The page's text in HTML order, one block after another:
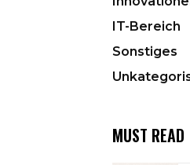
IT-Bereich
Sonstiges
MUST READ